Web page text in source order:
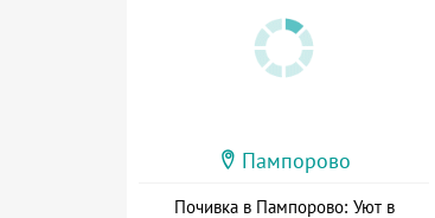
Пампорово
Почивка в Пампорово: Уют в